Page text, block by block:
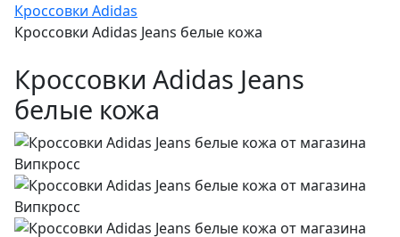
Кроссовки Adidas
Кроссовки Adidas Jeans белые кожа
Кроссовки Adidas Jeans
белые кожа